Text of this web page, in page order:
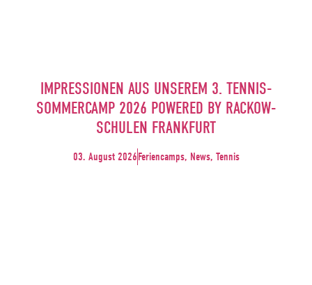
IMPRESSIONEN AUS UNSEREM 3. TENNIS-
SOMMERCAMP 2026 POWERED BY RACKOW-
SCHULEN FRANKFURT
03. August 2026Feriencamps, News, Tennis